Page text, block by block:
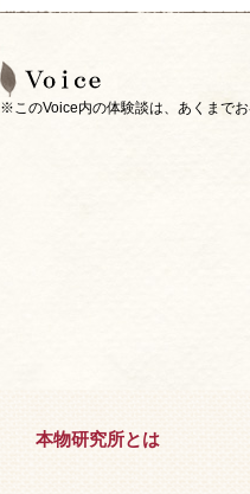
※このVoice内の体験談は、あくまで
本物研究所とは